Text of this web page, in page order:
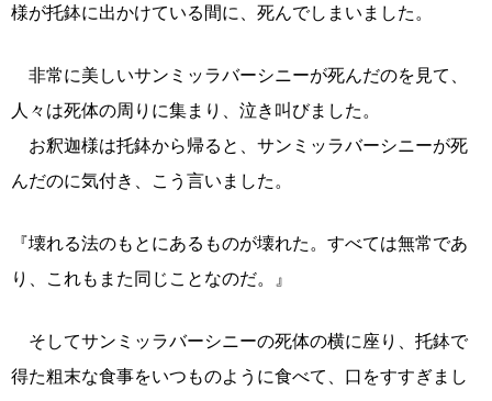
様が托鉢に出かけている間に、死んでしまいました。
非常に美しいサンミッラバーシニーが死んだのを見て、
人々は死体の周りに集まり、泣き叫びました。
お釈迦様は托鉢から帰ると、サンミッラバーシニーが死
んだのに気付き、こう言いました。
『壊れる法のもとにあるものが壊れた。すべては無常であ
り、これもまた同じことなのだ。』
そしてサンミッラバーシニーの死体の横に座り、托鉢で
得た粗末な食事をいつものように食べて、口をすすぎまし